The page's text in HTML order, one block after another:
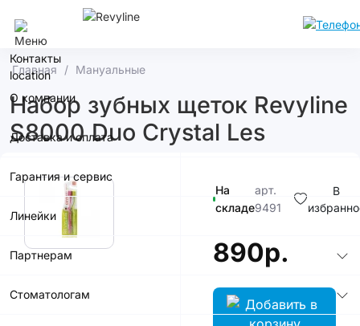
Контакты
О компании
Доставка и оплата
Гарантия и сервис
Линейки
Партнерам
Стоматологам
Главная Мануальные
Набор зубных щеток Revyline
S8000 Duo Crystal Les
На
складе
арт.
9491
В
890р.